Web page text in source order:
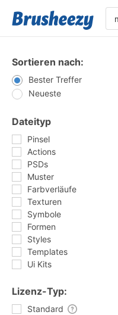
Sortieren nach:
Bester Treffer
Neueste
Dateityp
Pinsel
Actions
PSDs
Muster
Farbverläufe
Texturen
Symbole
Formen
Styles
Templates
Ui Kits
Lizenz-Typ:
Standard